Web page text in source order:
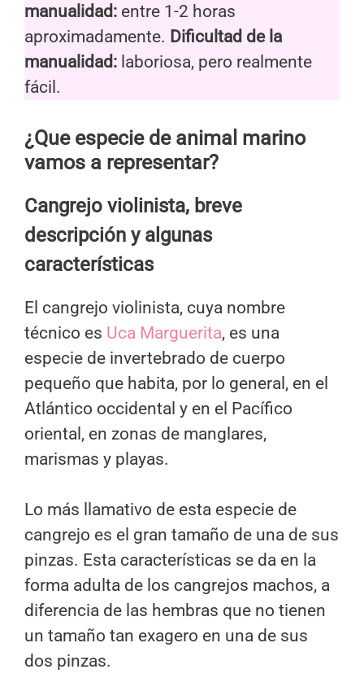
manualidad: entre 1-2 horas
aproximadamente. Dificultad de la
manualidad: laboriosa, pero realmente
fácil.
¿Que especie de animal marino
vamos a representar?
Cangrejo violinista, breve
descripción y algunas
características
El cangrejo violinista, cuya nombre
técnico es Uca Marguerita, es una
especie de invertebrado de cuerpo
pequeño que habita, por lo general, en el
Atlántico occidental y en el Pacífico
oriental, en zonas de manglares,
marismas y playas.
Lo más llamativo de esta especie de
cangrejo es el gran tamaño de una de sus
pinzas. Esta características se da en la
forma adulta de los cangrejos machos, a
diferencia de las hembras que no tienen
un tamaño tan exagero en una de sus
dos pinzas.